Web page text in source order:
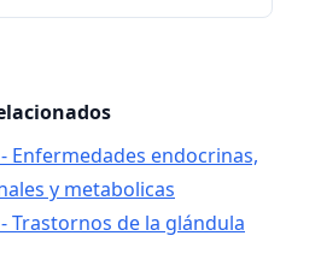
- Enfermedades endocrinas,
y metabolicas
- Trastornos de la glándula